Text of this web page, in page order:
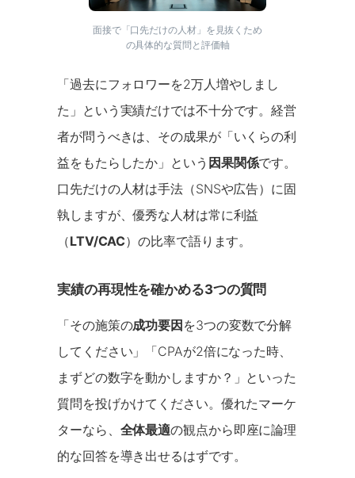
面接で「口先だけの人材」を見抜くため
の具体的な質問と評価軸
「過去にフォロワーを2万人増やしまし
た」という実績だけでは不十分です。経営
者が問うべきは、その成果が「いくらの利
益をもたらしたか」という 因果関係です。
口先だけの人材は手法（SNSや広告）に固
執しますが、優秀な人材は常に利益
（LTV/CAC）の比率で語ります。
実績の再現性を確かめる3つの質問
「その施策の成功要因を3つの変数で分解
してください」「CPAが2倍になった時、
まずどの数字を動かしますか？」といった
質問を投げかけてください。優れたマーケ
ターなら、 全体最適の観点から即座に論理
的な回答を導き出せるはずです。